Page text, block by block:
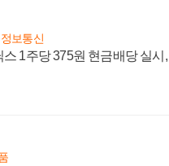
보통신
스 1주당 375원 현금배당 실